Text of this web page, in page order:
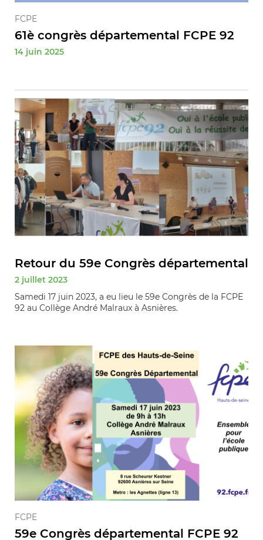
FCPE
61è congrès départemental FCPE 92
14 juin 2025
Retour du 59e Congrès départemental
2 juillet 2023
Samedi 17 juin 2023, a eu lieu le 59e Congrès de la FCPE
92 au Collège André Malraux à Asnières.
FCPE
59e Congrès départemental FCPE 92